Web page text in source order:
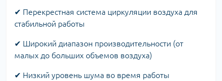
✔ Перекрестная система циркуляции воздуха для
стабильной работы
✔ Широкий диапазон производительности (от
малых до больших объемов воздуха)
✔ Низкий уровень шума во время работы